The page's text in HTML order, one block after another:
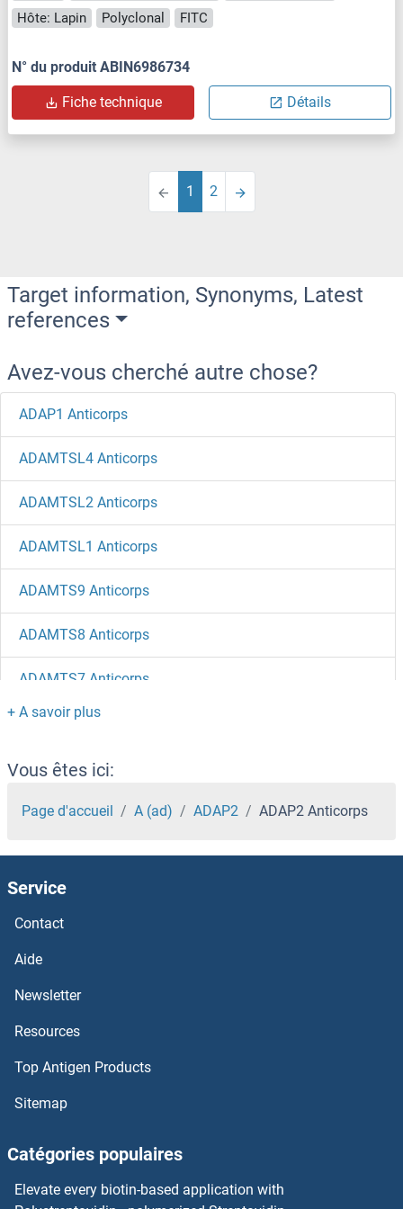
Hôte: Lapin Polyclonal FITC
N° du produit ABIN6986734
Fiche technique Détails
1 2
Target information, Synonyms, Latest
references
Avez-vous cherché autre chose?
ADAP1 Anticorps
ADAMTSL4 Anticorps
ADAMTSL2 Anticorps
ADAMTSL1 Anticorps
ADAMTS9 Anticorps
ADAMTS8 Anticorps
ADAMTS7 Anticorps
ADAMTS6 Anticorps
ADAMTS5 Anticorps
ADAMTS4 Anticorps
ADAMTS3 Anticorps
ADAMTS20 Anticorps
ADAMTS19 Anticorps
ADAMTS18 Anticorps
ADAMTS17 Anticorps
ADAMTS15 Anticorps
Vous êtes ici:
Page d'accueil A (ad) ADAP2 ADAP2 Anticorps
Service
Contact
Aide
Newsletter
Resources
Top Antigen Products
Sitemap
Catégories populaires
Elevate every biotin-based application with